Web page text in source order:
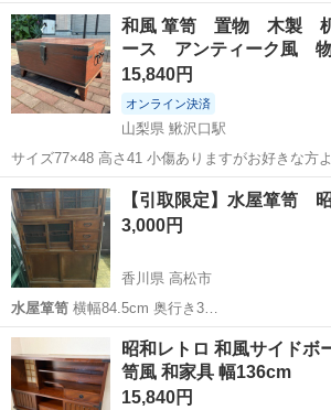
和風 箪笥 置物 木製
ース アンティーク風
15,840円
オンライン決済
山梨県 鰍沢口駅
サイズ77×48 高さ41 小傷ありますがお好きな方よろしくお願い致しま
す。 オンライン決済も可能 現金も可能 山梨県のお近くならお届けし
ます 送料無料
山梨 南巨摩郡 鰍沢口駅 収納家具
【引取限定】水屋箪笥
3,000円
香川県 高松市
水屋箪笥 横幅84.5cm 奥行き3…
香川 高松市 収納家具 水屋箪笥
昭和レトロ 和風サイドボ
笥風 和家具 幅136cm
15,840円